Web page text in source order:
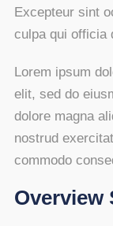
Excepteur sint
culpa qui officia
Lorem ipsum
elit, sed do
dolore magna
nostrud
commodo
Overview